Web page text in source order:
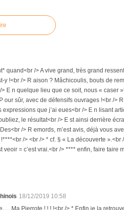
quand<br /> A vive grand, très grand
y !<br /> R aison ? Mâchicoulis, bouts de
E n quelque lieu que ce soit, nous « caser
our sûr, avec de défensifs ouvrages !<br /
que j’ai eues<br /> E n lisant
le résultat<br /> E st ainsi derrière
/> R emords, m’est avis, déjà vous
/> <br /> * cf. § « La découverte
veoir = c’est vrai.<br /> **** enfin, faire taire
18/12/2019 10:58
Ma Pierrote ! ! ! !<br /> * Enfin je la